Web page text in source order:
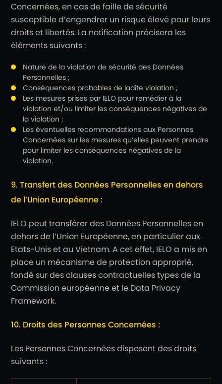
Concernées, en cas de faille de sécurité
susceptible d’engendrer un risque élevé pour leurs
droits et libertés. La notification précisera les
éléments suivants :
Nature de la violation de sécurité des Données
Personnelles ;
Conséquences probables de ladite violation ;
Les mesures prises par IELO pour remédier à la
violation et/ou limiter les conséquences négatives de
la violation ;
Les éventuelles recommandations aux Personnes
Concernées sur les mesures qu’elles peuvent prendre
pour limiter les conséquences négatives de la
violation.
9. Transfert des Données Personnelles en dehors
de l’Union Européenne :
IELO peut transférer des Données Personnelles en
dehors de l’Union Européenne, en particulier aux
Etats-Unis et au Vietnam. A cet effet, IELO a mis en
place un mécanisme de protection approprié,
fondé sur des clauses contractuelles types de la
Commission européenne et le Data Privacy
Framework.
10. Droits des Personnes Concernées :
Les Personnes Concernées disposent des droits
suivants :